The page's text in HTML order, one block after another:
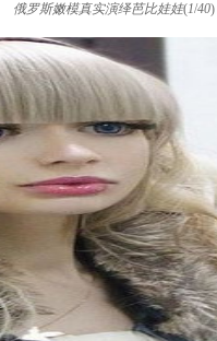
俄罗斯嫩模真实演绎芭比娃娃(1/40)